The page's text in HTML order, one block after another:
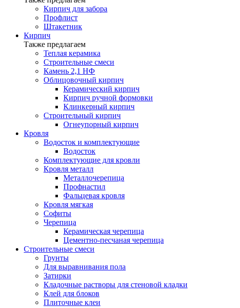
Кирпич для забора
Профлист
Штакетник
Кирпич
Также предлагаем
Теплая керамика
Строительные смеси
Камень 2,1 НФ
Облицовочный кирпич
Керамический кирпич
Кирпич ручной формовки
Клинкерный кирпич
Строительный кирпич
Огнеупорный кирпич
Кровля
Водосток и комплектующие
Водосток
Комплектующие для кровли
Кровля металл
Металлочерепица
Профнастил
Фальцевая кровля
Кровля мягкая
Софиты
Черепица
Керамическая черепица
Цементно-песчаная черепица
Строительные смеси
Грунты
Для выравнивания пола
Затирки
Кладочные растворы для стеновой кладки
Клей для блоков
Плиточные клеи